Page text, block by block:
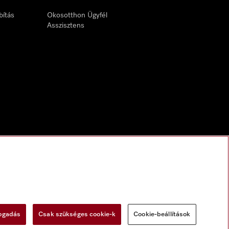
Okosotthon Ügyfél
Asszisztens
Csak szükséges cookie-k Cookie-beállítások